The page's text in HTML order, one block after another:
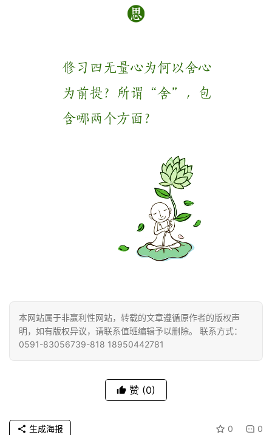
视
频
佛
注册
本网站属于非赢利性网站，转载的文章遵循原作者的版权声
明，如有版权异议，请联系值班编辑予以删除。 联系方式：
0591-83056739-818 18950442781
赞 (0)
0 0
生成海报